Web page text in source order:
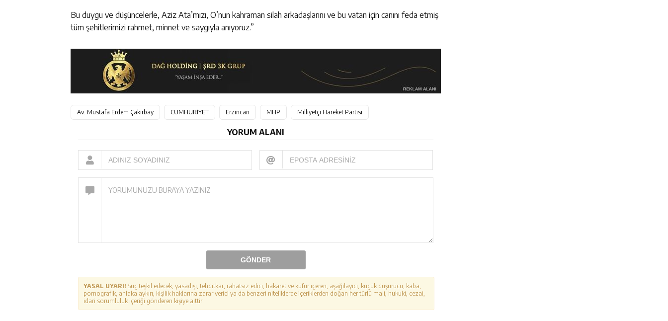
Bu duygu ve düşüncelerle, Aziz Ata’mızı, O’nun kahraman silah arkadaşlarını ve bu vatan için canını feda etmiş
tüm şehitlerimizi rahmet, minnet ve saygıyla anıyoruz.”
Av. Mustafa Erdem Çakırbay CUMHURİYET Erzincan MHP Milliyetçi Hareket Partisi
YORUM ALANI
GÖNDER
YASAL UYARI! Suç teşkil edecek, yasadışı, tehditkar, rahatsız edici, hakaret ve küfür içeren, aşağılayıcı, küçük düşürücü, kaba,
pornografik, ahlaka aykırı, kişilik haklarına zarar verici ya da benzeri niteliklerde içeriklerden doğan her türlü mali, hukuki, cezai,
idari sorumluluk içeriği gönderen kişiye aittir.